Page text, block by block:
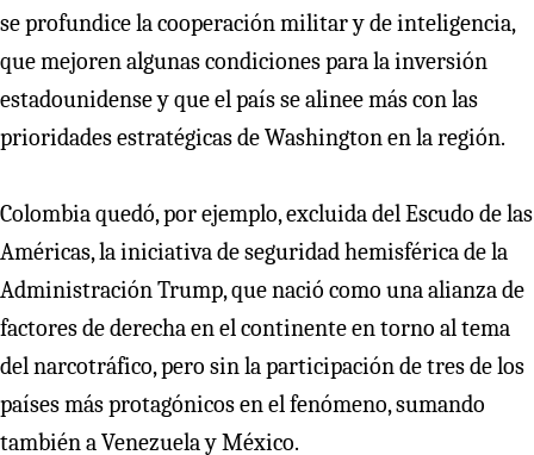
se profundice la cooperación militar y de inteligencia,
que mejoren algunas condiciones para la inversión
estadounidense y que el país se alinee más con las
prioridades estratégicas de Washington en la región.
Colombia quedó, por ejemplo, excluida del Escudo de las
Américas, la iniciativa de seguridad hemisférica de la
Administración Trump, que nació como una alianza de
factores de derecha en el continente en torno al tema
del narcotráfico, pero sin la participación de tres de los
países más protagónicos en el fenómeno, sumando
también a Venezuela y México.